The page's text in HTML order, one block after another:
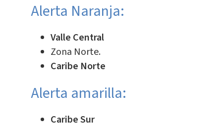
Alerta Naranja:
Valle Central
Zona Norte.
Caribe Norte
Alerta amarilla:
Caribe Sur